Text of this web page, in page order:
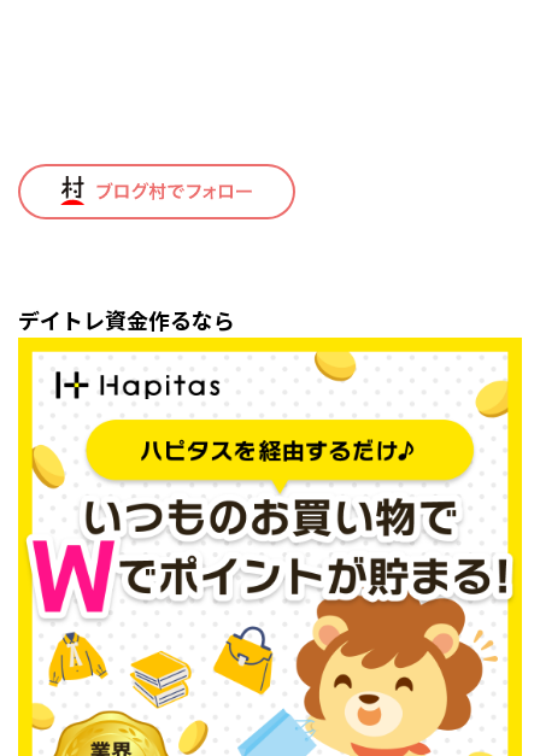
デイトレ資金作るなら